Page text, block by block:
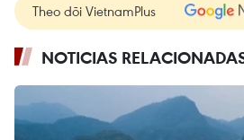
Theo dõi VietnamPlus
NOTICIAS